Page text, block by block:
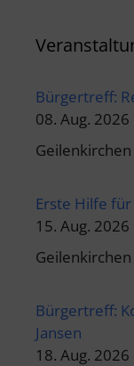
Bürgertreff:
08. Aug. 2026
Geilenkirchen
Erste Hilfe
15. Aug. 2026
Geilenkirchen
Bürgertreff:
Jansen
18. Aug. 2026